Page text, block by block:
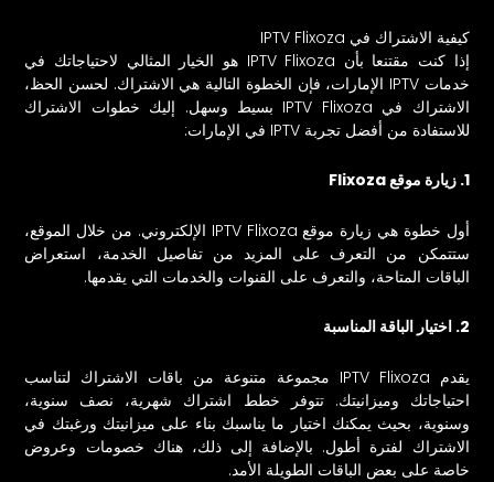
كيفية الاشتراك في IPTV Flixoza
إذا كنت مقتنعا بأن IPTV Flixoza هو الخيار المثالي لاحتياجاتك في
خدمات IPTV الإمارات، فإن الخطوة التالية هي الاشتراك. لحسن الحظ،
الاشتراك في IPTV Flixoza بسيط وسهل. إليك خطوات الاشتراك
للاستفادة من أفضل تجربة IPTV في الإمارات:
1. زيارة موقع Flixoza
أول خطوة هي زيارة موقع IPTV Flixoza الإلكتروني. من خلال الموقع،
ستتمكن من التعرف على المزيد من تفاصيل الخدمة، استعراض
الباقات المتاحة، والتعرف على القنوات والخدمات التي يقدمها.
2. اختيار الباقة المناسبة
يقدم IPTV Flixoza مجموعة متنوعة من باقات الاشتراك لتناسب
احتياجاتك وميزانيتك. تتوفر خطط اشتراك شهرية، نصف سنوية،
وسنوية، بحيث يمكنك اختيار ما يناسبك بناء على ميزانيتك ورغبتك في
الاشتراك لفترة أطول. بالإضافة إلى ذلك، هناك خصومات وعروض
خاصة على بعض الباقات الطويلة الأمد.